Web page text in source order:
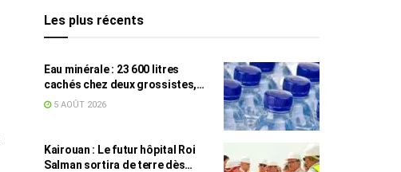
Les plus récents
Eau minérale : 23 600 litres
cachés chez deux grossistes,
les tensions persistent
5 AOÛT 2026
Kairouan : Le futur hôpital Roi
Salman sortira de terre dès